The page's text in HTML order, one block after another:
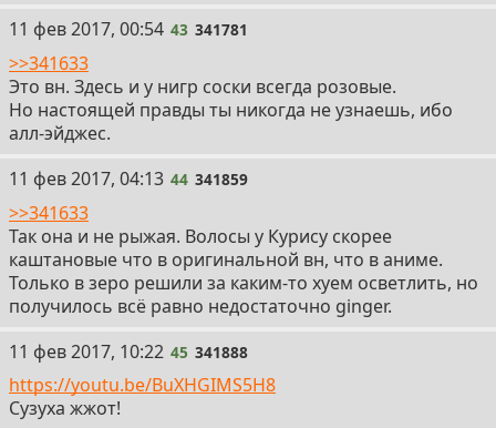
43
11 фев 2017, 00:54 43 341781
>>341633
Это вн. Здесь и у нигр соски всегда розовые.
Но настоящей правды ты никогда не узнаешь, ибо
алл-эйджес.
44
11 фев 2017, 04:13 44 341859
>>341633
Так она и не рыжая. Волосы у Курису скорее
каштановые что в оригинальной вн, что в аниме.
Только в зеро решили за каким-то хуем осветлить, но
получилось всё равно недостаточно ginger.
45
11 фев 2017, 10:22 45 341888
https://youtu.be/BuXHGIMS5H8
Сузуха жжот!